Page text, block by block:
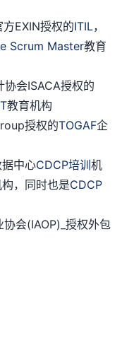
EXIN授权的ITIL，
Scrum Master教育
会ISACA授权的
教育机构
授权的TOGAF企
中心CDCP培训机
，同时也是CDCP
会(IAOP)_授权外包